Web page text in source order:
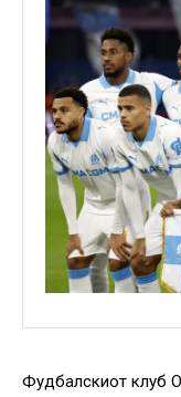
Фудбалскиот клуб